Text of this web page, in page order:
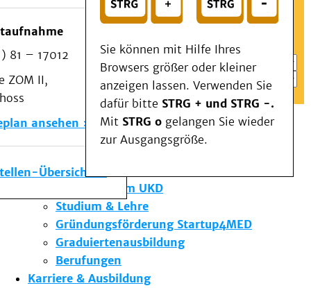
oder
Wählen Sie ein Thema für Ihren Schnelleinstieg
81 – 17012
ZOM II,
ansehen
Übersicht
Sie können mit Hilfe Ihres
Browsers größer oder kleiner
anzeigen lassen. Verwenden Sie
dafür bitte STRG + und STRG -.
Mit STRG o gelangen Sie wieder
zur Ausgangsgröße.
Patienten & Besucher
Kliniken/Institute/Zentren
Als Patient am UKD
Beratung und Unterstützung
Veranstaltungen
Kommunikation im Medizinwesen (KIM)
Notfall
Forschung & Lehre
Die Institute des UKD
Forschung am UKD
Studium & Lehre
Gründungsförderung Startup4MED
Graduiertenausbildung
Berufungen
Karriere & Ausbildung